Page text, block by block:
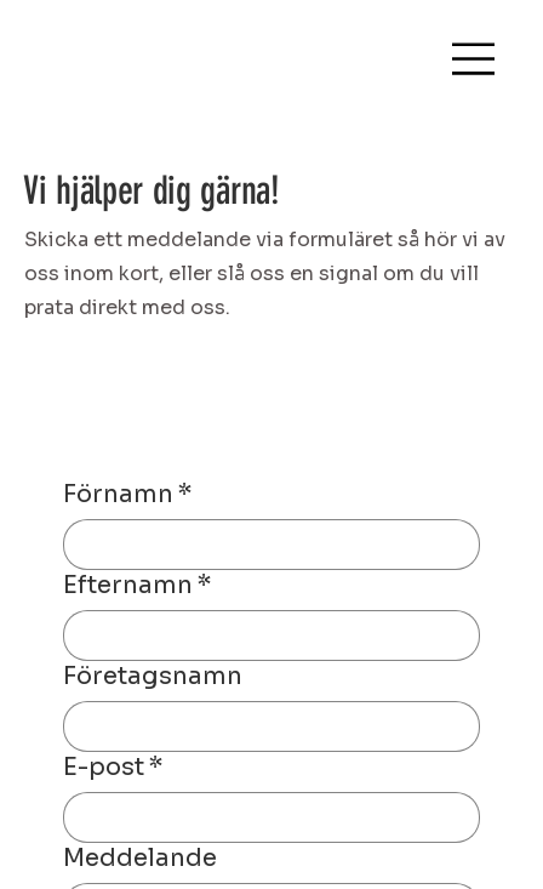
Förnamn *
Efternamn *
Företagsnamn
E-post*
Meddelande
Vi hjälper dig gärna!
Skicka ett meddelande via formuläret så hör vi av
oss inom kort, eller slå oss en signal om du vill
prata direkt med oss.